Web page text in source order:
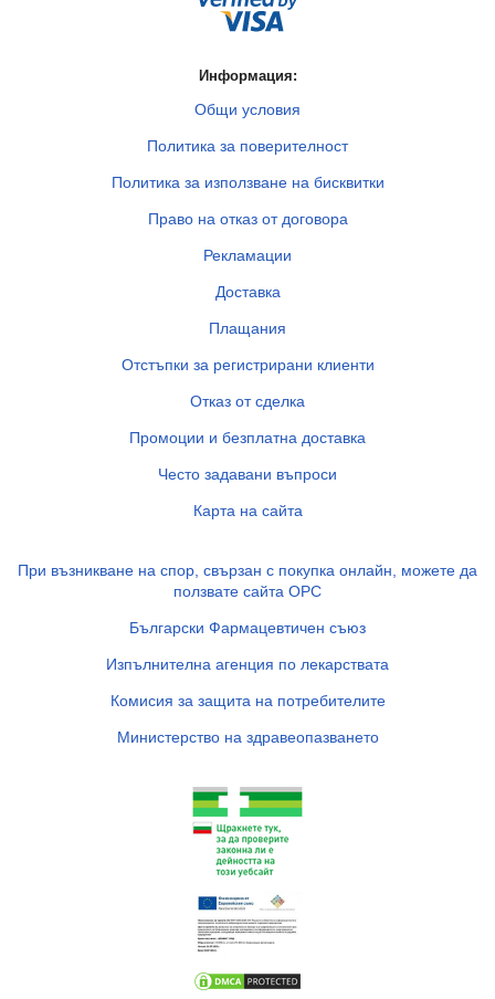
Информация:
Общи условия
Политика за поверителност
Политика за използване на бисквитки
Право на отказ от договора
Рекламации
Доставка
Плащания
Отстъпки за регистрирани клиенти
Отказ от сделка
Промоции и безплатна доставка
Често задавани въпроси
Карта на сайта
При възникване на спор, свързан с покупка онлайн, можете да
ползвате сайта ОРС
Български Фармацевтичен съюз
Изпълнителна агенция по лекарствата
Комисия за защита на потребителите
Министерство на здравеопазването